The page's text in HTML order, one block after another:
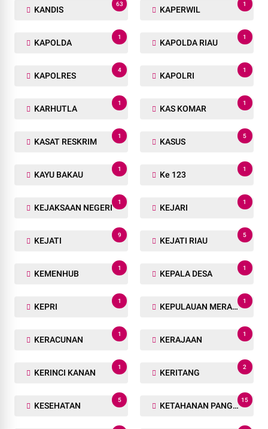
KANDIS
63
KAPERWIL
1
KAPOLDA
1
KAPOLDA RIAU
1
KAPOLRES
4
KAPOLRI
1
KARHUTLA
1
KAS KOMAR
1
KASAT RESKRIM
1
KASUS
5
KAYU BAKAU
1
Ke 123
1
KEJAKSAAN NEGERI
1
KEJARI
1
KEJATI
9
KEJATI RIAU
5
KEMENHUB
1
KEPALA DESA
1
KEPRI
1
KEPULAUAN MERANTI
1
KERACUNAN
1
KERAJAAN
1
KERINCI KANAN
1
KERITANG
2
KESEHATAN
5
KETAHANAN PANGAN
15